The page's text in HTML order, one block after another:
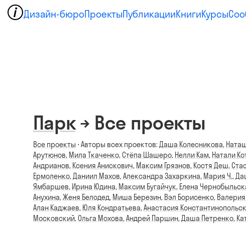
Дизайн-бюроПроектыПубликацииКнигиКурсы
Парк→ Все проекты
Все проекты ⋅ Авторы всех проектов: Даша Колесникова,
Арутюнов, Мила Ткаченко, Стёпа Шашеро, Нелли Кам, Натали
Андрианов, Ксения Анискович, Максим Грязнов, Костя Деш,
Ермоленко,Даниил Махов,Александра Захаркина, Мария Ч.,
Ямбаршев, Ирина Юдина, Максим Бугайчук, Елена
Анухина,Женя Белодед, Миша Березин, Вэл Борисенко,
Алан Каджаев, Юля Кондратьева,Анастасия
Московский, Ольга Мохова,Андрей Паршин,Даша Петренко,